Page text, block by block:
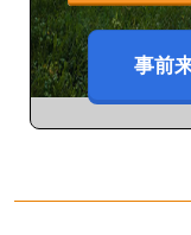
事前